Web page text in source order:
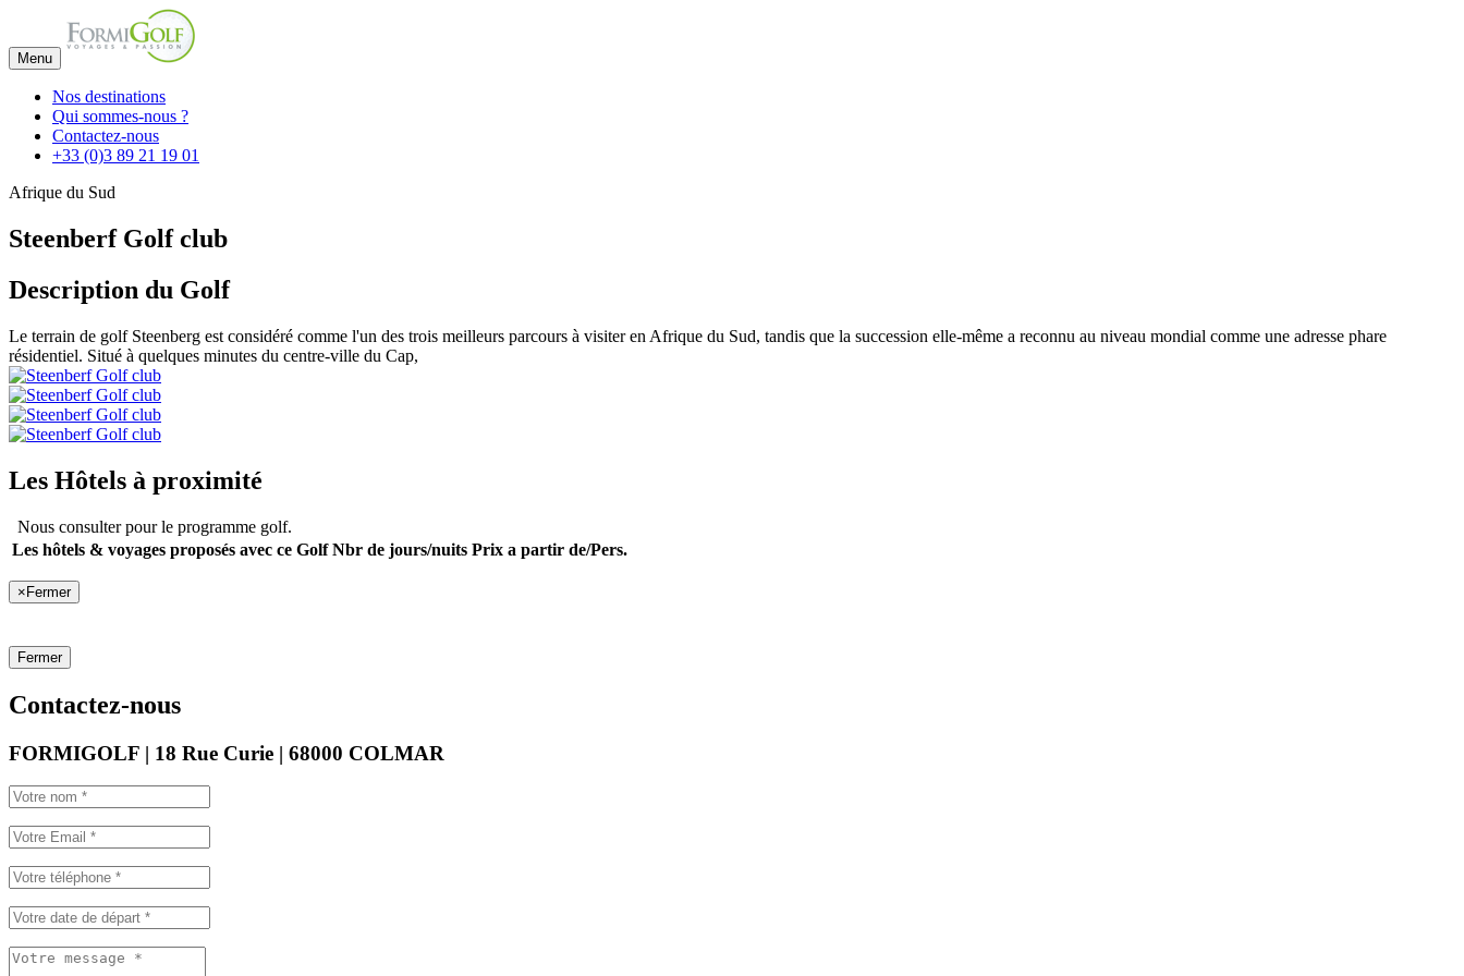
Menu
Nos destinations
Qui sommes-nous ?
Contactez-nous
+33 (0)3 89 21 19 01
Afrique du Sud
Steenberf Golf club
Description du Golf
Le terrain de golf Steenberg est considéré comme l'un des trois meilleurs parcours à visiter en Afrique du Sud, tandis que la succession elle-même a reconnu au niveau mondial comme une adresse phare
résidentiel. Situé à quelques minutes du centre-ville du Cap,
Les Hôtels à proximité
Nous consulter pour le programme golf.
Les hôtels & voyages proposés avec ce Golf Nbr de jours/nuits Prix a partir de/Pers.
×Fermer
Fermer
Contactez-nous
FORMIGOLF | 18 Rue Curie | 68000 COLMAR